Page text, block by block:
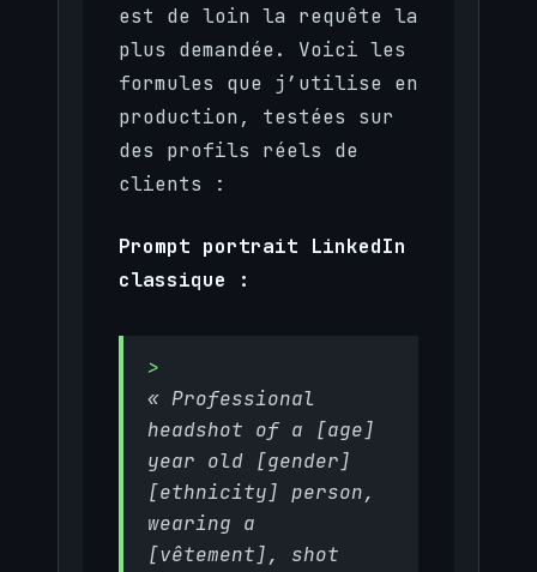
est de loin la requête la
plus demandée. Voici les
formules que j’utilise en
production, testées sur
des profils réels de
clients :
Prompt portrait LinkedIn
classique :
« Professional
headshot of a [age]
year old [gender]
[ethnicity] person,
wearing a
[vêtement], shot